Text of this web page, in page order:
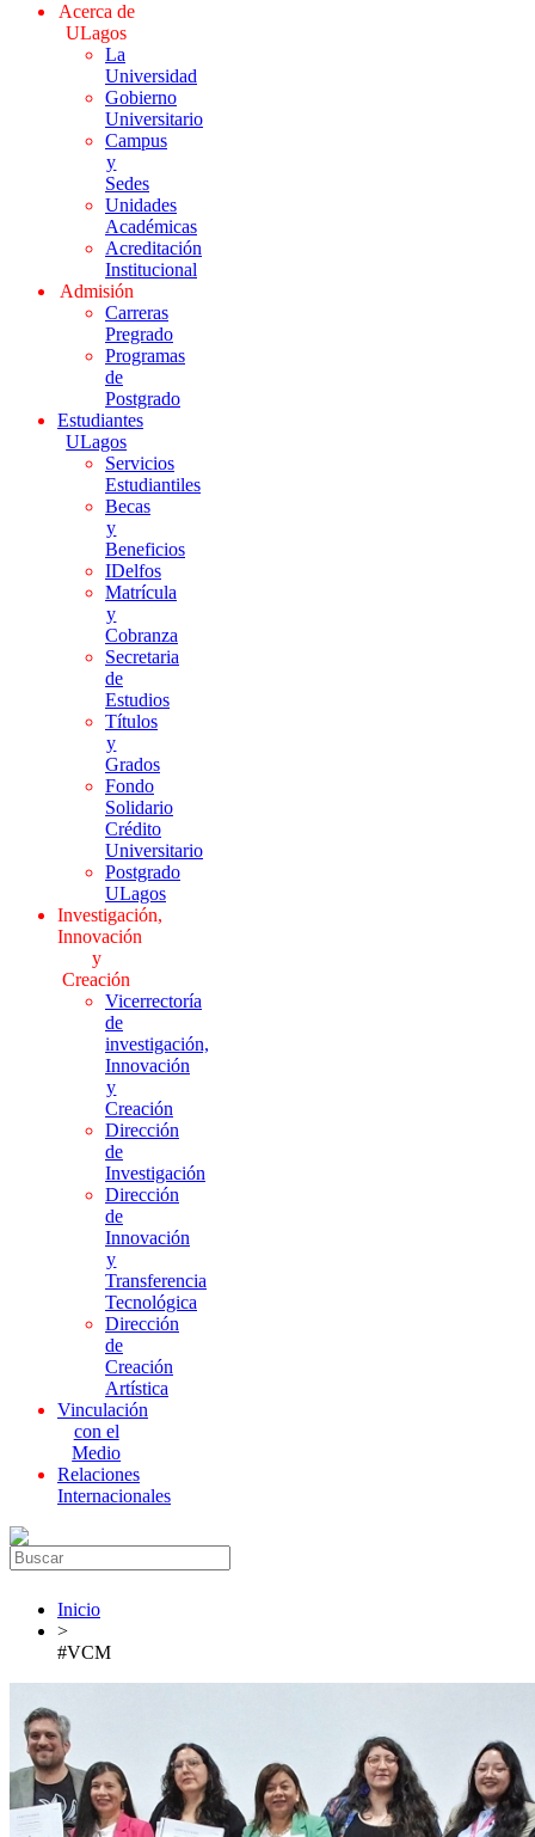
Acerca de
ULagos
La
Universidad
Gobierno
Universitario
Campus
y
Sedes
Unidades
Académicas
Acreditación
Institucional
Admisión
Carreras
Pregrado
Programas
de
Postgrado
Estudiantes
ULagos
Servicios
Estudiantiles
Becas
y
Beneficios
IDelfos
Matrícula
y
Cobranza
Secretaria
de
Estudios
Títulos
y
Grados
Fondo
Solidario
Crédito
Universitario
Postgrado
ULagos
Investigación,
Innovación
y
Creación
Vicerrectoría
de
investigación,
Innovación
y
Creación
Dirección
de
Investigación
Dirección
de
Innovación
y
Transferencia
Tecnológica
Dirección
de
Creación
Artística
Vinculación
con el
Medio
Relaciones
Internacionales
Inicio
>
#VCM